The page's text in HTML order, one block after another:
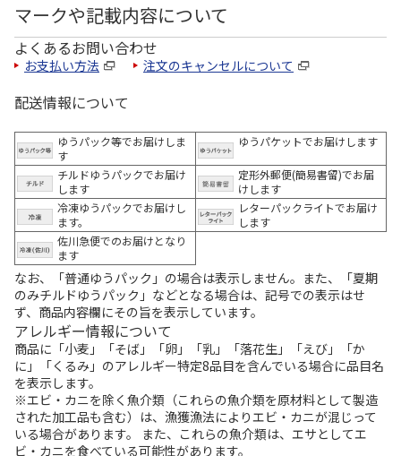
マークや記載内容について
よくあるお問い合わせ
お支払い方法 注文のキャンセルについて
配送情報について
ゆうパック等でお届けしま
す
ゆうパケットでお届けします
チルドゆうパックでお届け
します
定形外郵便(簡易書留)でお届
けします
冷凍ゆうパックでお届けし
ます。
レターパックライトでお届け
します
佐川急便でのお届けとなり
ます
なお、「普通ゆうパック」の場合は表示しません。また、「夏期
のみチルドゆうパック」などとなる場合は、記号での表示はせ
ず、商品内容欄にその旨を表示しています。
アレルギー情報について
商品に「小麦」「そば」「卵」「乳」「落花生」「えび」「か
に」「くるみ」のアレルギー特定8品目を含んでいる場合に品目名
を表示します。
※エビ・カニを除く魚介類（これらの魚介類を原材料として製造
された加工品も含む）は、漁獲漁法によりエビ・カニが混じって
いる場合があります。 また、これらの魚介類は、エサとしてエ
ビ・カニを食べている可能性があります。